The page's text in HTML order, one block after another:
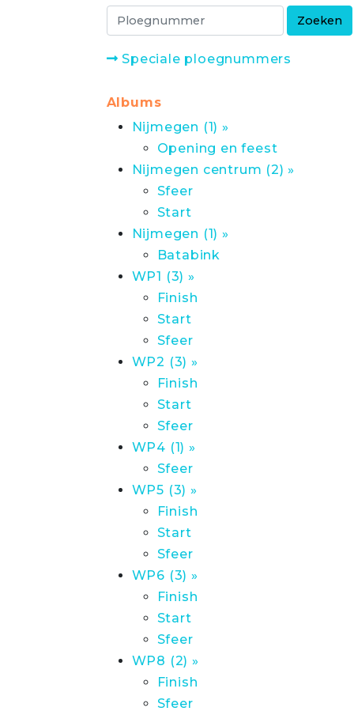
Speciale ploegnummers
Albums
Nijmegen (1) »
Opening en feest
Nijmegen centrum (2) »
Sfeer
Start
Nijmegen (1) »
Batabink
WP1 (3) »
Finish
Start
Sfeer
WP2 (3) »
Finish
Start
Sfeer
WP4 (1) »
Sfeer
WP5 (3) »
Finish
Start
Sfeer
WP6 (3) »
Finish
Start
Sfeer
WP8 (2) »
Finish
Sfeer